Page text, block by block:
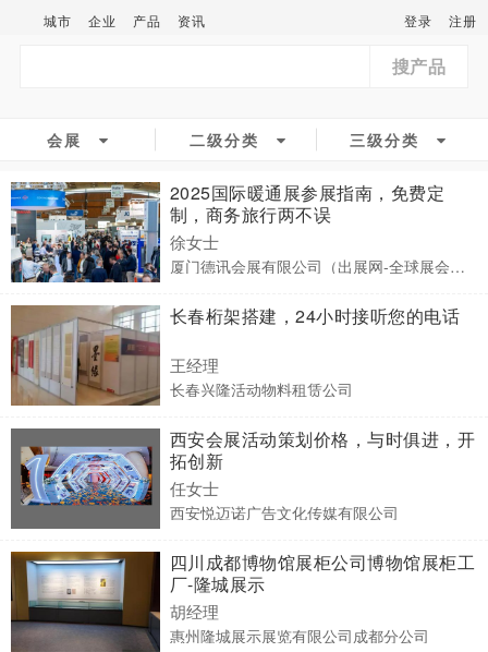
城市 企业 产品 资讯 登录 注册
搜产品
会展 二级分类 三级分类
2025国际暖通展参展指南，免费定
制，商务旅行两不误
徐女士
厦门德讯会展有限公司（出展网-全球展会预订）
长春桁架搭建，24小时接听您的电话
王经理
长春兴隆活动物料租赁公司
西安会展活动策划价格，与时俱进，开
拓创新
任女士
西安悦迈诺广告文化传媒有限公司
四川成都博物馆展柜公司博物馆展柜工
厂-隆城展示
胡经理
惠州隆城展示展览有限公司成都分公司